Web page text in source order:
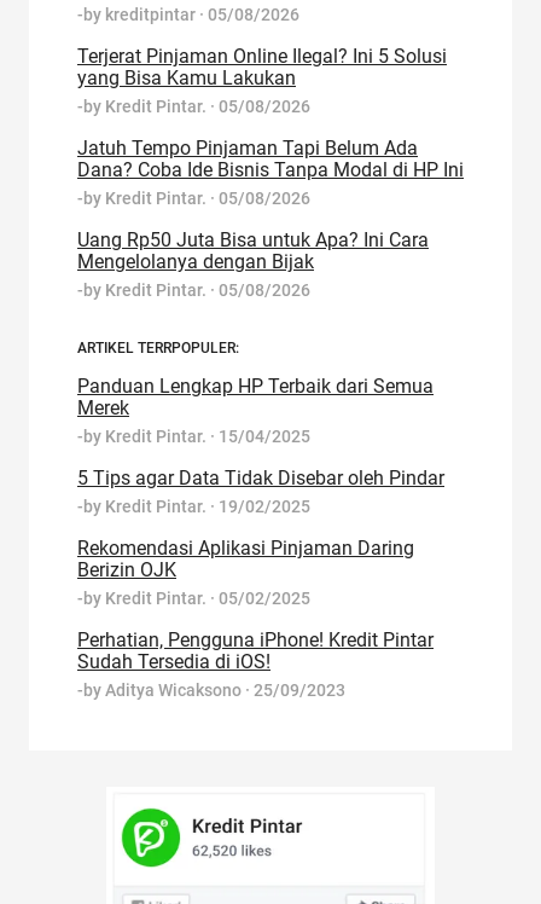
-by kreditpintar · 05/08/2026
Terjerat Pinjaman Online Ilegal? Ini 5 Solusi
yang Bisa Kamu Lakukan
-by Kredit Pintar. · 05/08/2026
Jatuh Tempo Pinjaman Tapi Belum Ada
Dana? Coba Ide Bisnis Tanpa Modal di HP Ini
-by Kredit Pintar. · 05/08/2026
Uang Rp50 Juta Bisa untuk Apa? Ini Cara
Mengelolanya dengan Bijak
-by Kredit Pintar. · 05/08/2026
ARTIKEL TERRPOPULER:
Panduan Lengkap HP Terbaik dari Semua
Merek
-by Kredit Pintar. · 15/04/2025
5 Tips agar Data Tidak Disebar oleh Pindar
-by Kredit Pintar. · 19/02/2025
Rekomendasi Aplikasi Pinjaman Daring
Berizin OJK
-by Kredit Pintar. · 05/02/2025
Perhatian, Pengguna iPhone! Kredit Pintar
Sudah Tersedia di iOS!
-byAditya Wicaksono · 25/09/2023